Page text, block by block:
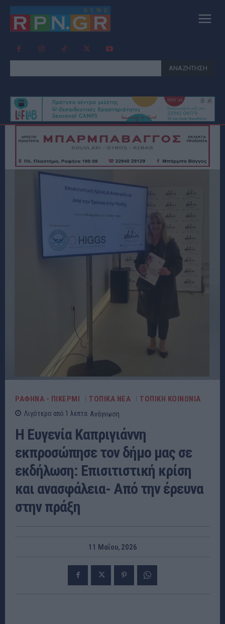
ΑΝΑΖΗΤΗΣΗ
ΡΑΦΗΝΑ - ΠΙΚΕΡΜΙ ΤΟΠΙΚΑ ΝΕΑ ΤΟΠΙΚΗ ΚΟΙΝΩΝΙΑ
Λιγότερο από 1 λεπτα Ανάγνωση
Η Ευγενία Καπριγιάννη
εκπροσώπησε τον δήμο μας σε
εκδήλωση: Επισιτιστική κρίση
και ανασφάλεια- Από την έρευνα
στην πράξη
11 Μαΐου, 2026